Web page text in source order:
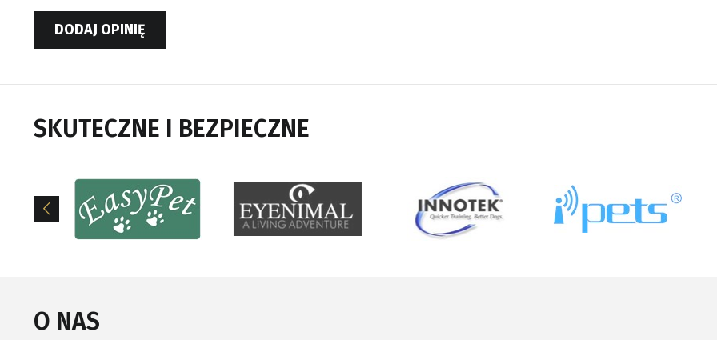
DODAJ OPINIĘ
SKUTECZNE I BEZPIECZNE
O NAS